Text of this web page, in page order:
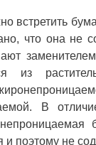
встретить
что она не
из
В
и поэтому не